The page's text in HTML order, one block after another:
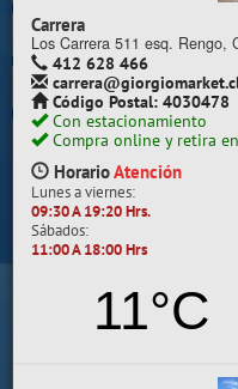
Su compra se
Información de la sala
412 628 495
camilo@giorgiomarket.cl
HorarioAbierto
Lunes a viernes:
Carrera
Los Carrera 511 esq. Rengo,
412 628 466
Código Postal: 4030478
Con estacionamiento
Compra online y retira
HorarioAtención
Lunes a viernes:
09:30 A 19:20 Hrs.
Sábados:
11:00 A 18:00 Hrs
11°C